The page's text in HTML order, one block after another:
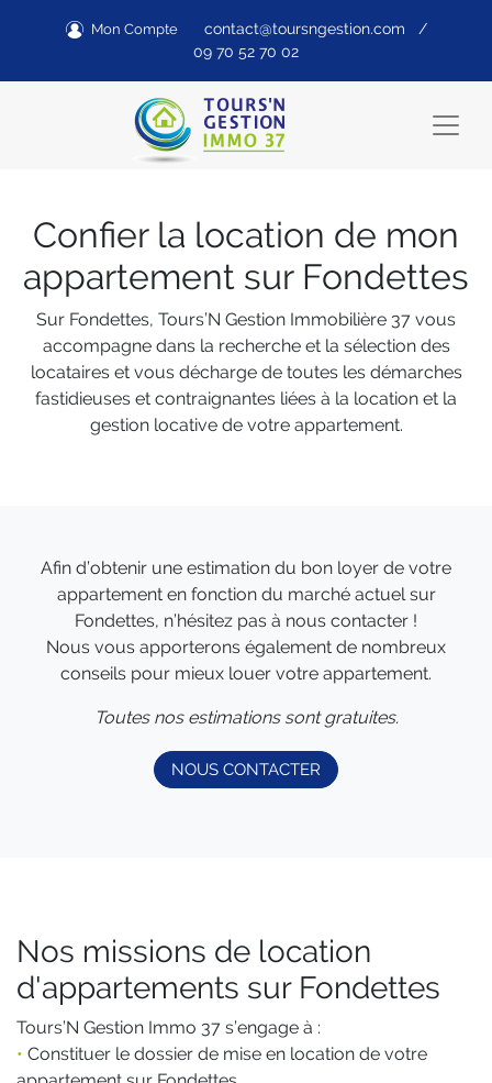
Mon Compte contact@toursngestion.com /
09 70 52 70 02
Confier la location de mon
appartement sur Fondettes
Sur Fondettes, Tours’N Gestion Immobilière 37 vous
accompagne dans la recherche et la sélection des
locataires et vous décharge de toutes les démarches
fastidieuses et contraignantes liées à la location et la
gestion locative de votre appartement.
Afin d’obtenir une estimation du bon loyer de votre
appartement en fonction du marché actuel sur
Fondettes, n’hésitez pas à nous contacter !
Nous vous apporterons également de nombreux
conseils pour mieux louer votre appartement.
Toutes nos estimations sont gratuites.
NOUS CONTACTER
Nos missions de location
d'appartements sur Fondettes
Tours’N Gestion Immo 37 s’engage à :
• Constituer le dossier de mise en location de votre